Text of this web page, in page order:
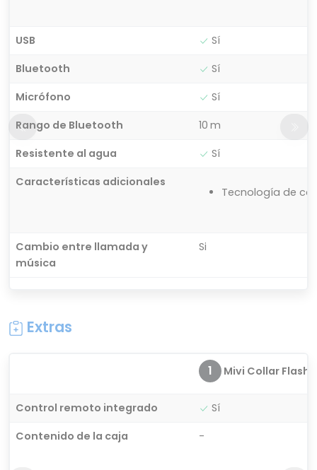
USB
Sí
Bluetooth
Sí
Micrófono
Sí
Rango de Bluetooth
10 m
Resistente al agua
Sí
Características adicionales
Tecnología de
Cambio entre llamada y
música
Si
Extras
1 Mivi Collar Flash
Control remoto integrado
Sí
Contenido de la caja
-